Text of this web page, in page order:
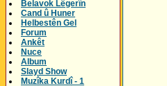
Belavok Lêgerîn
Cand û Huner
Helbestên Gel
Forum
Ankêt
Nuce
Album
Slayd Show
Muzîka Kurdî - 1